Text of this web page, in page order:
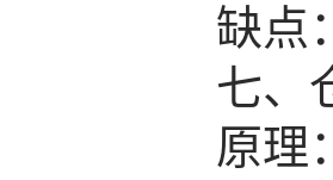
缺点
七、
原理